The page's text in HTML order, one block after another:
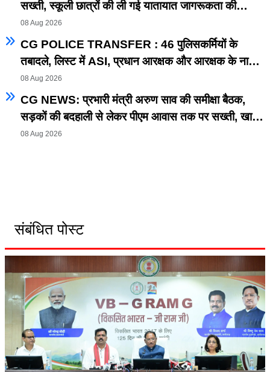
सख्ती, स्कूली छात्रों की ली गई यातायात जागरूकता की
पाठशाला
08 Aug 2026
CG POLICE TRANSFER : 46 पुलिसकर्मियों के
तबादले, लिस्ट में ASI, प्रधान आरक्षक और आरक्षक के नाम
शामिल
08 Aug 2026
CG NEWS: प्रभारी मंत्री अरुण साव की समीक्षा बैठक,
सड़कों की बदहाली से लेकर पीएम आवास तक पर सख्ती, खाद-
बीज, बिजली और जल जीवन मिशन की भी समीक्षा
08 Aug 2026
संबंधित पोस्ट